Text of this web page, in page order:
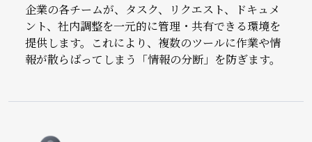
企業の各チームが、タスク、リクエスト、ドキュメ
ント、社内調整を一元的に管理・共有できる環境を
提供します。これにより、複数のツールに作業や情
報が散らばってしまう「情報の分断」を防ぎます。
Image